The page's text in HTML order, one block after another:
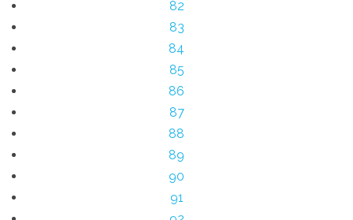
82
83
84
85
86
87
88
89
90
91